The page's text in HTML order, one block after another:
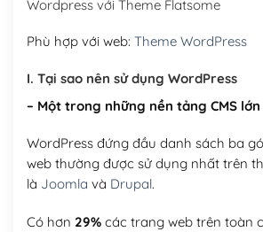
Hosting 5GB SSD (1 năm)
Wordpress với Theme Flatsome
Phù hợp với web: Theme WordPress
I. Tại sao nên sử dụng WordPress
– Một trong những nền tảng CMS
WordPress đứng đầu danh sách ba
web thường được sử dụng nhất trên
là Joomla và Drupal.
Có hơn 29%các trang web trên toàn